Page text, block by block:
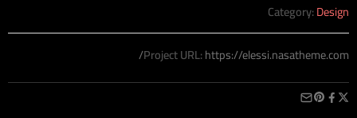
Category:Design
Project URL:https://elessi.nasatheme.com/